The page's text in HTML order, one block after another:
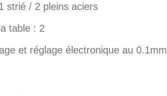
strié / 2 pleins aciers
table : 2
et réglage électronique au 0.1mm